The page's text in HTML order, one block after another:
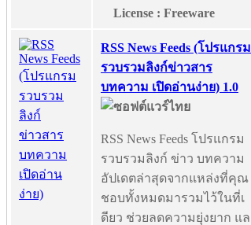
License : Freeware
RSS News Feeds (โปรแกรม
รวบรวมลิงก์ข่าวสาร
บทความ เปิดอ่านง่าย) 1.0
RSS News Feeds โปรแกรม
รวบรวมลิงก์ ข่าว บทความ
อัปเดตล่าสุดจากแหล่งที่คุณ
ชอบทั้งหมดมารวมไว้ในที่เ
ดียว ช่วยลดความยุ่งยาก แล